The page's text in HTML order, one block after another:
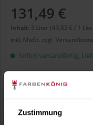
Zustimmung
131,49 €
Inhalt: 3 Liter (43,83 € / 1
inkl. MwSt. zzgl.
Sofort versandfertig,
Liter:
Verbrauch berechnen